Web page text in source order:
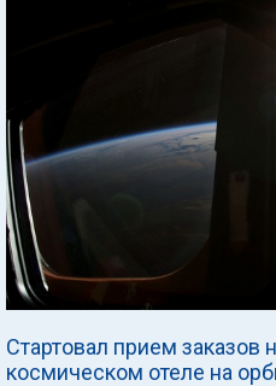
Стартовал прием заказов
космическом отеле на